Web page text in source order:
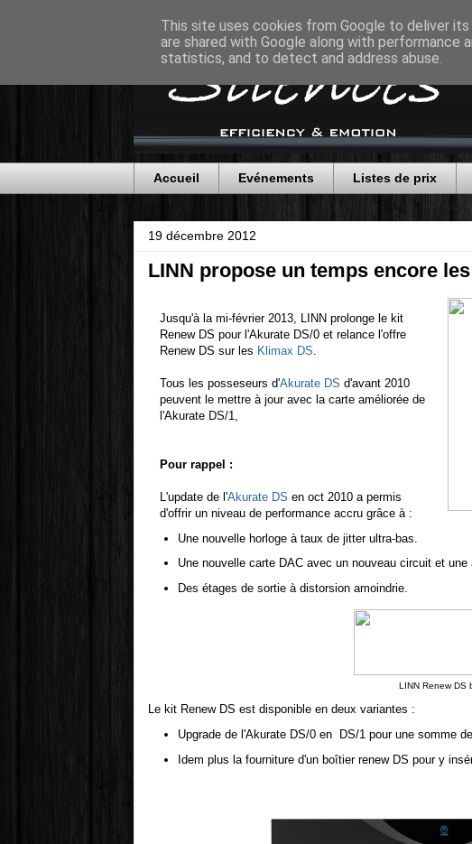
Accueil Evénements Listes de prix
19 décembre 2012
LINN propose un temps encore
Jusqu'à la mi-février 2013, LINN prolonge le kit
Renew DS pour l'Akurate DS/0 et relance l'offre
Renew DS sur les Klimax DS
Tous les posseseurs d'Akurate DS d'avant 2010
peuvent le mettre à jour avec la carte améliorée de
l'Akurate DS/1,
Pour rappel :
L'update de l'Akurate DS en oct 2010 a permis
d'offrir un niveau de performance accru grâce à :
Une nouvelle horloge à taux de jitter ultra-bas.
Une nouvelle carte DAC avec un nouveau circuit et une
Des étages de sortie à distorsion amoindrie.
LINN Renew DS
Le kit Renew DS est disponible en deux variantes :
Upgrade de l'Akurate DS/0 en DS/1 pour une somme
Idem plus la fourniture d'un boîtier renew DS pour y
This site uses cookies from Google to deliver
are shared with Google along with
statistics, and to detect and address abuse.